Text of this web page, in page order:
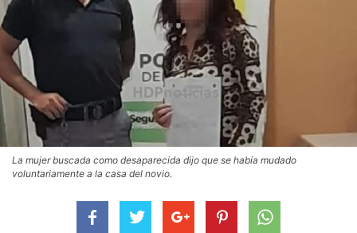
La mujer buscada como desaparecida dijo que se había mudado
voluntariamente a la casa del novio.